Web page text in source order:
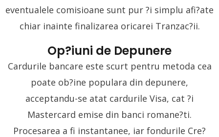
eventualele comisioane sunt pur ?i simplu afi?ate
chiar inainte finalizarea oricarei Tranzac?ii.
Op?iuni de Depunere
Cardurile bancare este scurt pentru metoda cea
poate ob?ine populara din depunere,
acceptandu-se atat cardurile Visa, cat ?i
Mastercard emise din banci romane?ti.
Procesarea a fi instantanee, iar fondurile Cre?